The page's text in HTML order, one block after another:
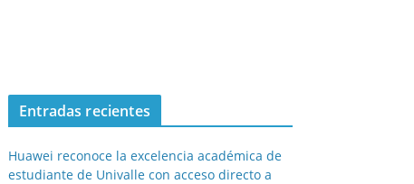
Entradas recientes
Huawei reconoce la excelencia académica de
estudiante de Univalle con acceso directo a